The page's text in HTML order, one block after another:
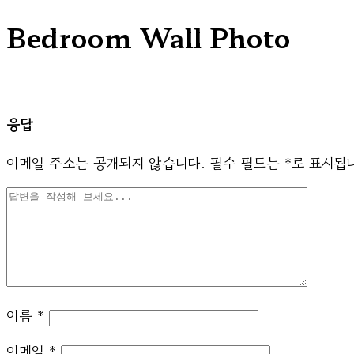
Bedroom Wall Photo
응답
이메일 주소는 공개되지 않습니다. 필수 필드는 *로 표시됩
이름 *